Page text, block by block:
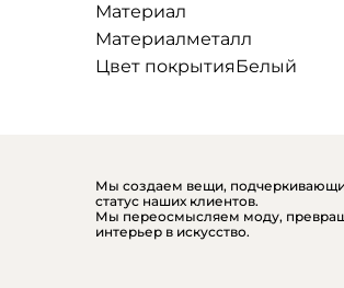
Материал
Mатериалметалл
Цвет покрытияБелый
Мы создаем вещи,
статус наших клиентов.
Мы переосмысляем моду,
интерьер в искусство.